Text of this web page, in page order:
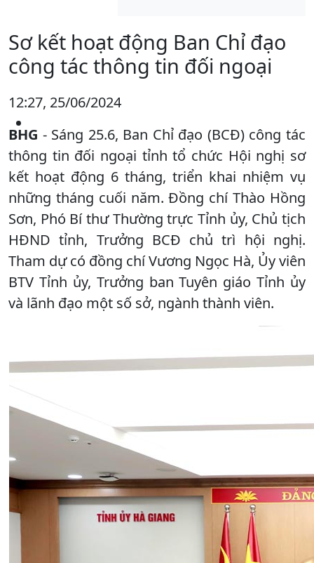
Sơ kết hoạt động Ban Chỉ đạo
công tác thông tin đối ngoại
12:27, 25/06/2024
BHG - Sáng 25.6, Ban Chỉ đạo (BCĐ) công tác
thông tin đối ngoại tỉnh tổ chức Hội nghị sơ
kết hoạt động 6 tháng, triển khai nhiệm vụ
những tháng cuối năm. Đồng chí Thào Hồng
Sơn, Phó Bí thư Thường trực Tỉnh ủy, Chủ tịch
HĐND tỉnh, Trưởng BCĐ chủ trì hội nghị.
Tham dự có đồng chí Vương Ngọc Hà, Ủy viên
BTV Tỉnh ủy, Trưởng ban Tuyên giáo Tỉnh ủy
và lãnh đạo một số sở, ngành thành viên.